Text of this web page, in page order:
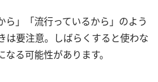
ら」「流行っているから」のよう
は要注意。しばらくすると使わな
る可能性があります。